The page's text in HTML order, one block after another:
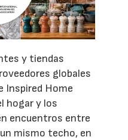
y tiendas
globales
Inspired Home
hogar y los
encuentros entre
mismo techo, en